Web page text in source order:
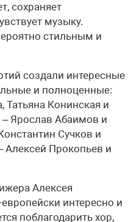
сохраняет
музыку.
стильным и
создали интересные
и полноценные:
Татьяна Конинская и
Ярослав Абаимов и
Сучков и
Алексей Прокопьев и
Алексея
интересно и
поблагодарить хор,